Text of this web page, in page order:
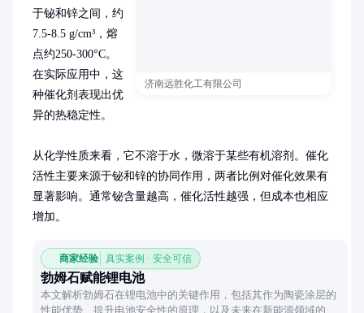
济南远胜化工有限公司
于铋和锌之间，约
7.5-8.5 g/cm³，熔
点约250-300°C。
在实际应用中，这
种催化剂表现出优
异的热稳定性。
从化学性质来看，它不溶于水，微溶于某些有机溶剂。催化
活性主要来源于铋和锌的协同作用，两者比例对催化效果有
显著影响。通常铋含量越高，催化活性越强，但成本也相应
增加。
商家经验 真实案例 · 安全可信
勃姆石赋能锂电池
本文解析勃姆石在锂电池中的关键作用，包括其作为陶瓷涂层的
性能优势、提升电池安全性的原理，以及未来在新能源领域的应